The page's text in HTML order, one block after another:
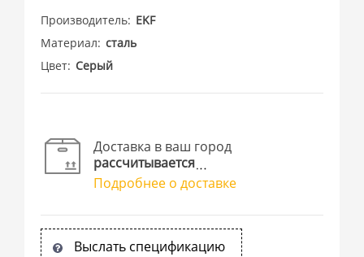
Производитель EKF
Материал сталь
Цвет Серый
Доставка в ваш город
рассчитывается
Подробнее о доставке
Выслать спецификацию